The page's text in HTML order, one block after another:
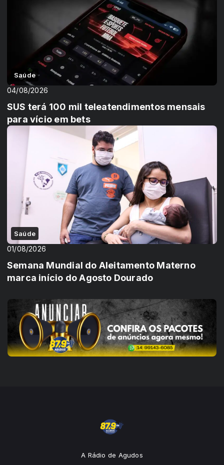
Saúde
04/08/2026
SUS terá 100 mil teleatendimentos mensais
para vício em bets
Saúde
01/08/2026
Semana Mundial do Aleitamento Materno
marca início do Agosto Dourado
A Rádio de Agudos